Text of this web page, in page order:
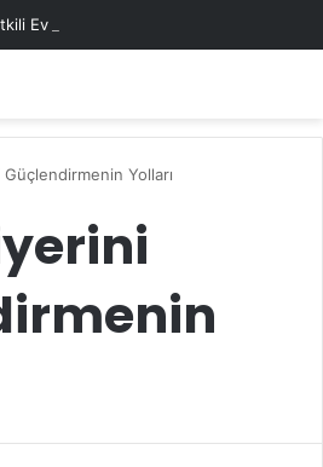
Ev Maskeleri
Yolları